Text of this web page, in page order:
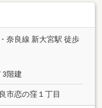
奈良線 新大宮駅 徒歩
3階建
市恋の窪１丁目